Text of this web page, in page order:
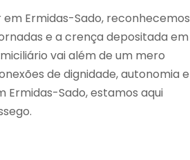
Ermidas-Sado, reconhecemos
e a crença depositada em
vai além de um mero
de dignidade, autonomia e
Ermidas-Sado, estamos aqui